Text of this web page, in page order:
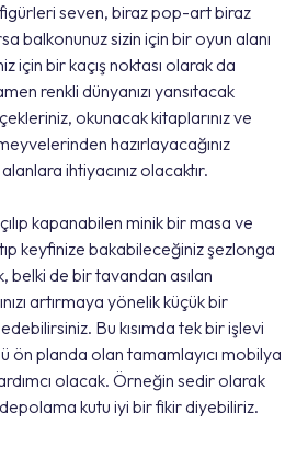
seven, biraz pop-art biraz
balkonunuz sizin için bir oyun alanı
için bir kaçış noktası olarak da
renkli dünyanızı yansıtacak
okunacak kitaplarınız ve
hazırlayacağınız
ihtiyacınız olacaktır.
kapanabilen minik bir masa ve
keyfinize bakabileceğiniz şezlonga
belki de bir tavandan asılan
artırmaya yönelik küçük bir
Bu kısımda tek bir işlevi
ön planda olan tamamlayıcı mobilya
olacak. Örneğin sedir olarak
kutu iyi bir fikir diyebiliriz.